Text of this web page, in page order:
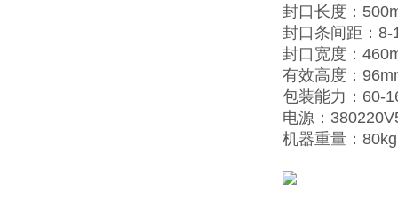
封口长度：
封口条间距：8-
封口宽度：
有效高度：
包装能力：60-
电源：
机器重量：80kg